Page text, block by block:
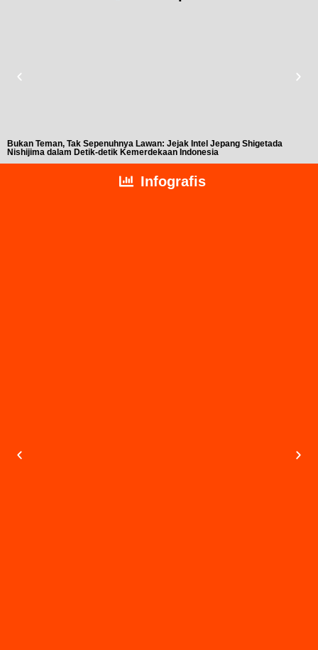
Bukan Teman, Tak Sepenuhnya Lawan: Jejak Intel Jepang Shigetada
Nishijima dalam Detik-detik Kemerdekaan Indonesia
Infografis